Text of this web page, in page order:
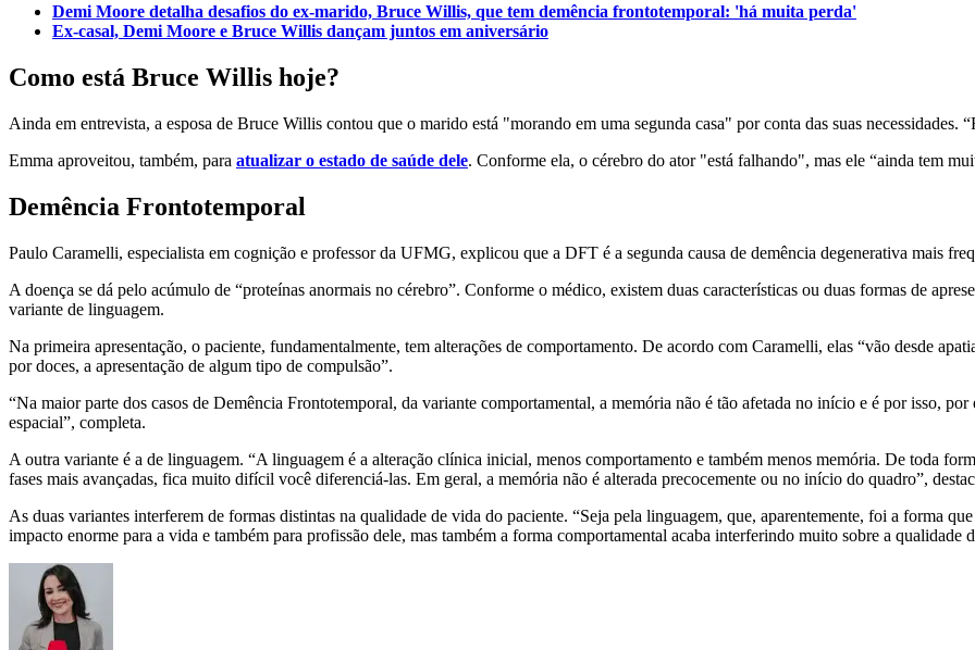
Demi Moore detalha desafios do ex-marido, Bruce Willis, que tem demência frontotemporal: 'há muita perda'
Ex-casal, Demi Moore e Bruce Willis dançam juntos em aniversário
Como está Bruce Willis hoje?
Ainda em entrevista, a esposa de Bruce Willis contou que o marido está "morando em uma segunda casa" por conta das suas necessidades.
Emma aproveitou, também, para atualizar o estado de saúde dele. Conforme ela, o cérebro do ator "está falhando", mas ele “ainda tem
Demência Frontotemporal
Paulo Caramelli, especialista em cognição e professor da UFMG, explicou que a DFT é a segunda causa de demência degenerativa mais
A doença se dá pelo acúmulo de “proteínas anormais no cérebro”. Conforme o médico, existem duas características ou duas formas de
variante de linguagem.
Na primeira apresentação, o paciente, fundamentalmente, tem alterações de comportamento. De acordo com Caramelli, elas “vão desde
por doces, a apresentação de algum tipo de compulsão”.
“Na maior parte dos casos de Demência Frontotemporal, da variante comportamental, a memória não é tão afetada no início e é por isso,
espacial”, completa.
A outra variante é a de linguagem. “A linguagem é a alteração clínica inicial, menos comportamento e também menos memória. De toda
fases mais avançadas, fica muito difícil você diferenciá-las. Em geral, a memória não é alterada precocemente ou no início do quadro”,
As duas variantes interferem de formas distintas na qualidade de vida do paciente. “Seja pela linguagem, que, aparentemente, foi a forma
impacto enorme para a vida e também para profissão dele, mas também a forma comportamental acaba interferindo muito sobre a qualidade